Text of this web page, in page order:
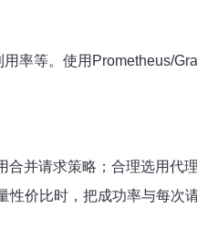
率等。使用Prometheus/
并请求策略；合理选用代
价比时，把成功率与每次